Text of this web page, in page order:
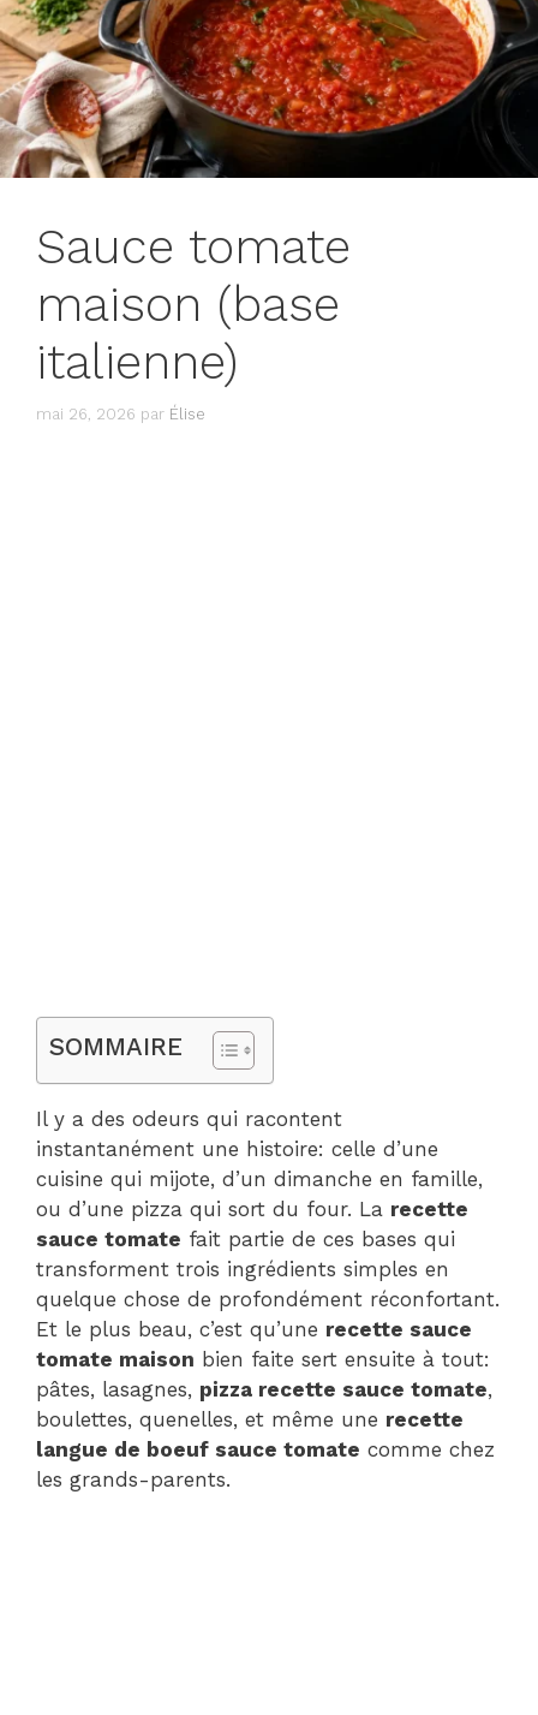
Sauce tomate
maison (base
italienne)
mai 26, 2026 par Élise
SOMMAIRE
Il y a des odeurs qui racontent
instantanément une histoire: celle d’une
cuisine qui mijote, d’un dimanche en famille,
ou d’une pizza qui sort du four. La recette
sauce tomate fait partie de ces bases qui
transforment trois ingrédients simples en
quelque chose de profondément réconfortant.
Et le plus beau, c’est qu’une recette sauce
tomate maison bien faite sert ensuite à tout:
pâtes, lasagnes, pizza recette sauce tomate,
boulettes, quenelles, et même une recette
langue de boeuf sauce tomate comme chez
les grands-parents.